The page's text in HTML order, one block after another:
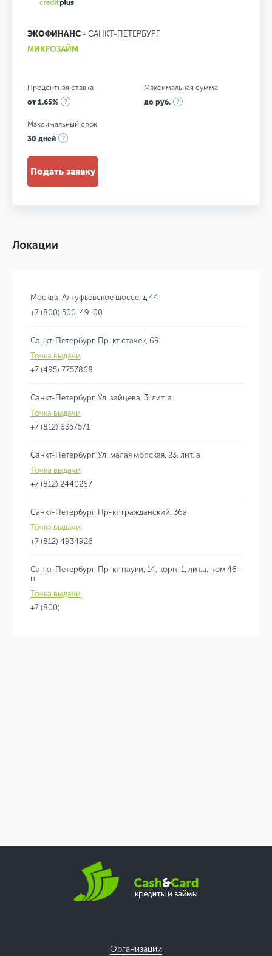
ЭКОФИНАНС - САНКТ-ПЕТЕРБУРГ
МИКРОЗАЙМ
Процентная ставка
от 1.65%
Максимальная сумма
до руб.
Максимальный срок
30 дней
Подать заявку
Локации
Москва, Алтуфьевское шоссе, д.44
+7 (800) 500-49-00
Санкт-Петербург, Пр-кт стачек, 69
Точка выдачи
+7 (495) 7757868
Санкт-Петербург, Ул. зайцева, 3, лит. а
Точка выдачи
+7 (812) 6357571
Санкт-Петербург, Ул. малая морская, 23, лит. а
Точка выдачи
+7 (812) 2440267
Санкт-Петербург, Пр-кт гражданский, 36а
Точка выдачи
+7 (812) 4934926
Санкт-Петербург, Пр-кт науки, 14, корп. 1, лит.а. пом.46-
н
Точка выдачи
+7 (800)
Организации